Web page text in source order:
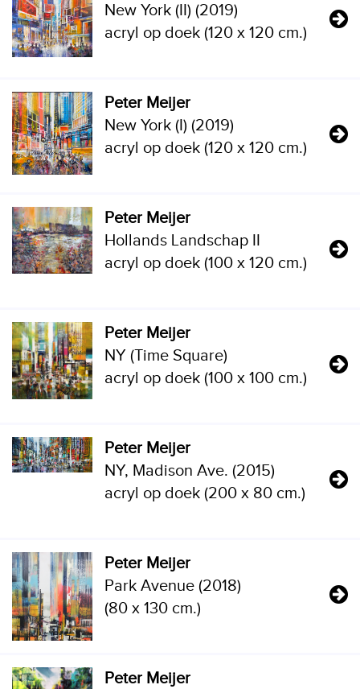
New York (II) (2019)
acryl op doek (120 x 120 cm.)
Peter Meijer
New York (I) (2019)
acryl op doek (120 x 120 cm.)
Peter Meijer
Hollands Landschap II
acryl op doek (100 x 120 cm.)
Peter Meijer
NY (Time Square)
acryl op doek (100 x 100 cm.)
Peter Meijer
NY, Madison Ave. (2015)
acryl op doek (200 x 80 cm.)
Peter Meijer
Park Avenue (2018)
(80 x 130 cm.)
Peter Meijer